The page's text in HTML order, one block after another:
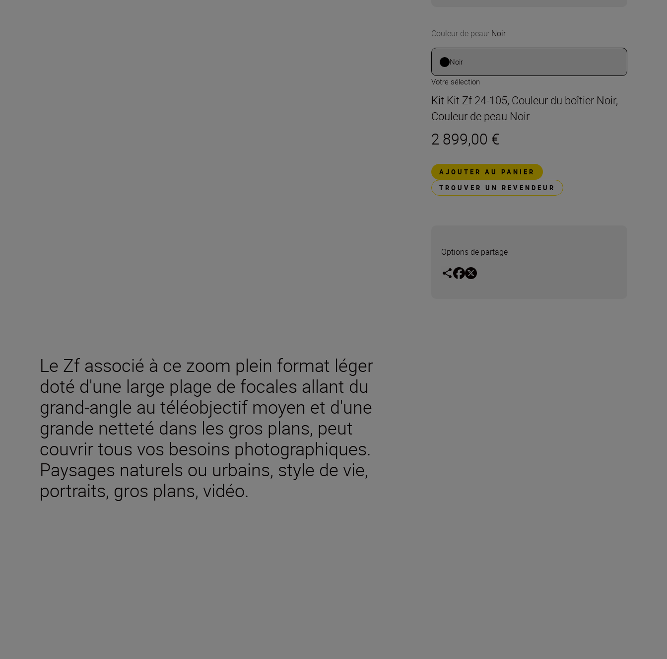
Couleur de peau: Noir
Noir
Votre sélection
Kit Kit Zf 24-105, Couleur du boîtier Noir,
Couleur de peau Noir
2 899,00 €
AJOUTER AU PANIER
TROUVER UN REVENDEUR
Options de partage
Le Zf associé à ce zoom plein format léger
doté d'une large plage de focales allant du
grand-angle au téléobjectif moyen et d'une
grande netteté dans les gros plans, peut
couvrir tous vos besoins photographiques.
Paysages naturels ou urbains, style de vie,
portraits, gros plans, vidéo.